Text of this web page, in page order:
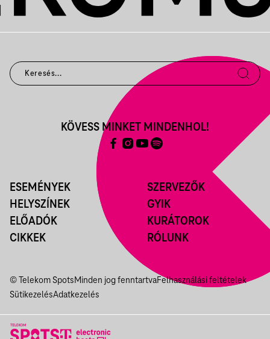
ESEMÉNYEK
HELYSZÍNEK
ELŐADÓK
CIKKEK
SZERVEZŐK
GYIK
KURÁTOROK
RÓLUNK
KÖVESS MINKET MINDENHOL!
© Telekom SpotsMinden jog fenntartvaFelhasználási feltételek
SütikezelésAdatkezelés